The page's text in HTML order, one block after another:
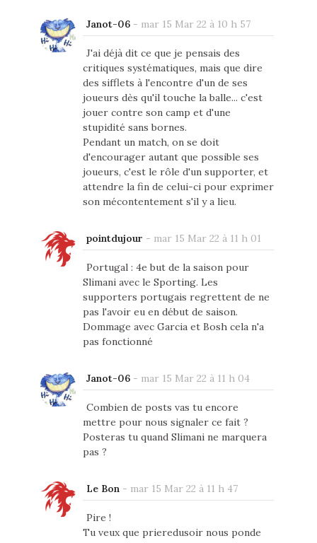
Janot-06- mar 15 Mar 22 à 10 h 57
J'ai déjà dit ce que je pensais des
critiques systématiques, mais que dire
des sifflets à l'encontre d'un de ses
joueurs dès qu'il touche la balle... c'est
jouer contre son camp et d'une
stupidité sans bornes.
Pendant un match, on se doit
d'encourager autant que possible ses
joueurs, c'est le rôle d'un supporter, et
attendre la fin de celui-ci pour exprimer
son mécontentement s'il y a lieu.
pointdujour - mar 15 Mar 22 à 11 h 01
Portugal : 4e but de la saison pour
Slimani avec le Sporting. Les
supporters portugais regrettent de ne
pas l'avoir eu en début de saison.
Dommage avec Garcia et Bosh cela n'a
pas fonctionné
Janot-06- mar 15 Mar 22 à 11 h 04
Combien de posts vas tu encore
mettre pour nous signaler ce fait ?
Posteras tu quand Slimani ne marquera
pas ?
Le Bon- mar 15 Mar 22 à 11 h 47
Pire !
Tu veux que prieredusoir nous ponde